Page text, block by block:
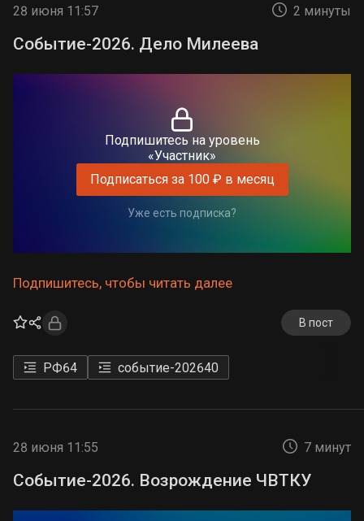
28 июня 11:57 2 минуты
Событие-2026. Дело Милеева
Подпишитесь на уровень
«Участник»
Подписаться за 100 ₽ в месяц
Уже есть подписка?
Подпишитесь, чтобы читать далее
В пост
РФ64 событие-202640
28 июня 11:55 7 минут
Событие-2026. Возрождение ЧВТКУ